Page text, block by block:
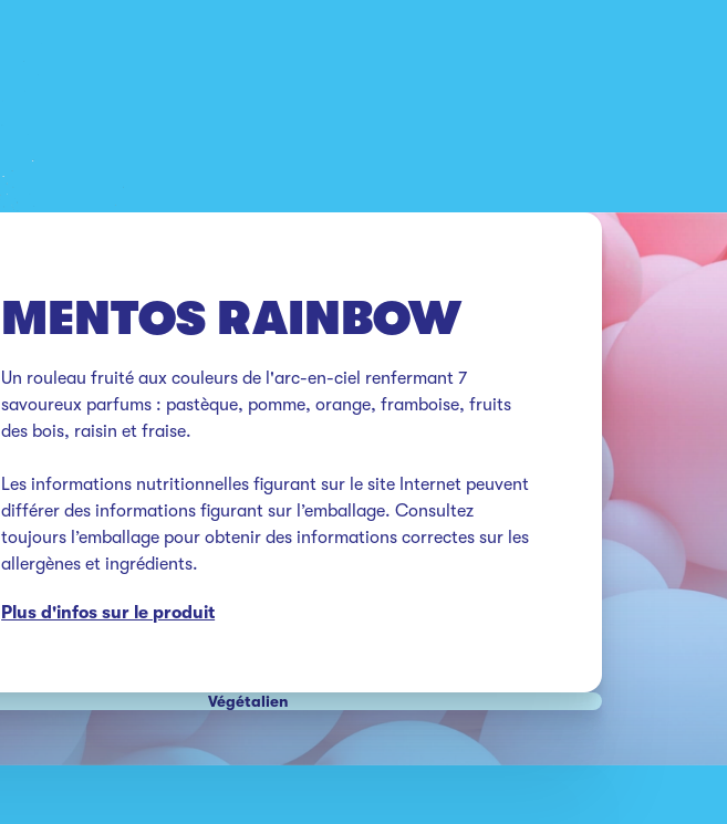
MENTOS RAINBOW
Un rouleau fruité aux couleurs de l'arc-en-ciel renfermant 7
savoureux parfums : pastèque, pomme, orange, framboise, fruits
des bois, raisin et fraise.
Les informations nutritionnelles figurant sur le site Internet peuvent
différer des informations figurant sur l’emballage. Consultez
toujours l’emballage pour obtenir des informations correctes sur les
allergènes et ingrédients.
Plus d'infos sur le produit
Végétalien